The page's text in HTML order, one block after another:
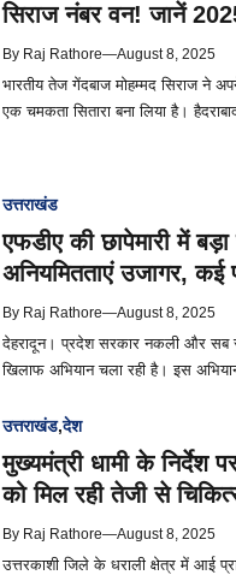
सिराज नंबर वन! जानें
By Raj Rathore—August 8, 2025
भारतीय तेज गेंदबाज मोहम्मद सिराज
एक चमकता सितारा बना लिया है।
उत्तराखंड
एफडीए की छापेमारी में
अनियमितताएं उजागर, कई
By Raj Rathore—August 8, 2025
देहरादून। प्रदेश सरकार नकली और सब
खिलाफ अभियान चला रही है। इस
उत्तराखंड,देश
मुख्यमंत्री धामी के निर्देश
को मिल रही तेजी से
By Raj Rathore—August 8, 2025
उत्तरकाशी जिले के धराली क्षेत्र में आई